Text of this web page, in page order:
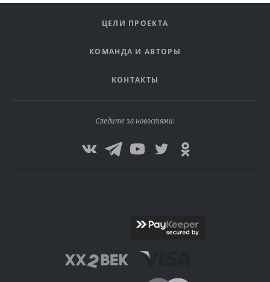
ЦЕЛИ ПРОЕКТА
КОМАНДА И АВТОРЫ
КОНТАКТЫ
Следите за новостями: